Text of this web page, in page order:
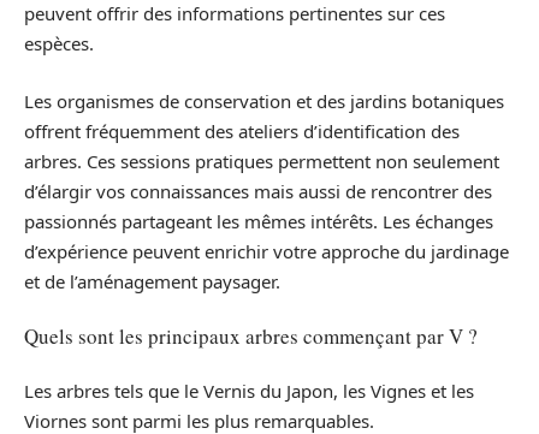
peuvent offrir des informations pertinentes sur ces
espèces.
Les organismes de conservation et des jardins botaniques
offrent fréquemment des ateliers d’identification des
arbres. Ces sessions pratiques permettent non seulement
d’élargir vos connaissances mais aussi de rencontrer des
passionnés partageant les mêmes intérêts. Les échanges
d’expérience peuvent enrichir votre approche du jardinage
et de l’aménagement paysager.
Quels sont les principaux arbres commençant par V ?
Les arbres tels que le Vernis du Japon, les Vignes et les
Viornes sont parmi les plus remarquables.